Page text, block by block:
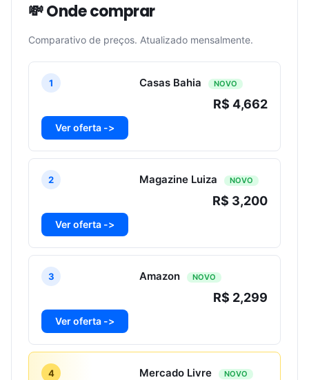
💸 Onde comprar
Comparativo de preços. Atualizado mensalmente.
1 Casas Bahia NOVO
R$ 4,662
Ver oferta ->
2 Magazine Luiza NOVO
R$ 3,200
Ver oferta ->
3 Amazon NOVO
R$ 2,299
Ver oferta ->
4 Mercado Livre NOVO